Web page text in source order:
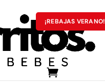
¡REBAJAS VERANO!
MARCAS
CARRITOS DE BEBÉS JUNAMA